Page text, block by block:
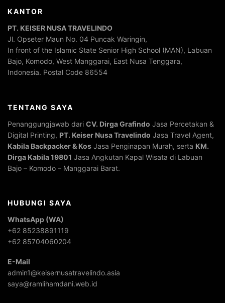
KANTOR
PT. KEISER NUSA TRAVELINDO
Jl. Opseter Maun No. 04 Puncak Waringin,
In front of the Islamic State Senior High School (MAN), Labuan
Bajo, Komodo, West Manggarai, East Nusa Tenggara,
Indonesia. Postal Code 86554
TENTANG SAYA
Penanggungjawab dari CV. Dirga Grafindo Jasa Percetakan &
Digital Printing, PT. Keiser Nusa Travelindo Jasa Travel Agent,
Kabila Backpacker & Kos Jasa Penginapan Murah, serta KM.
Dirga Kabila 19801 Jasa Angkutan Kapal Wisata di Labuan
Bajo – Komodo – Manggarai Barat.
HUBUNGI SAYA
WhatsApp (WA)
+62 85238891119
+62 85704060204
E-Mail
admin1@keisernusatravelindo.asia
saya@ramlihamdani.web.id